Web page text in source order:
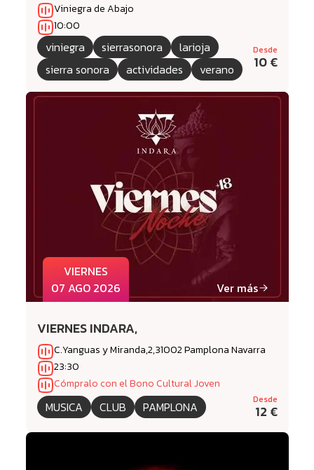
Viniegra de Abajo
10:00
viniegra sierrasonora
larioja
sierra sonora
actividades verano
Desde
10 €
VIERNES
07 AGO 2026
Ver más
VIERNES INDARA,
C.Yanguas y Miranda,2,31002 Pamplona Navarra
23:30
Cómpralo con el Bono Cultural Joven
MUSICA CLUB PAMPLONA Desde
12 €